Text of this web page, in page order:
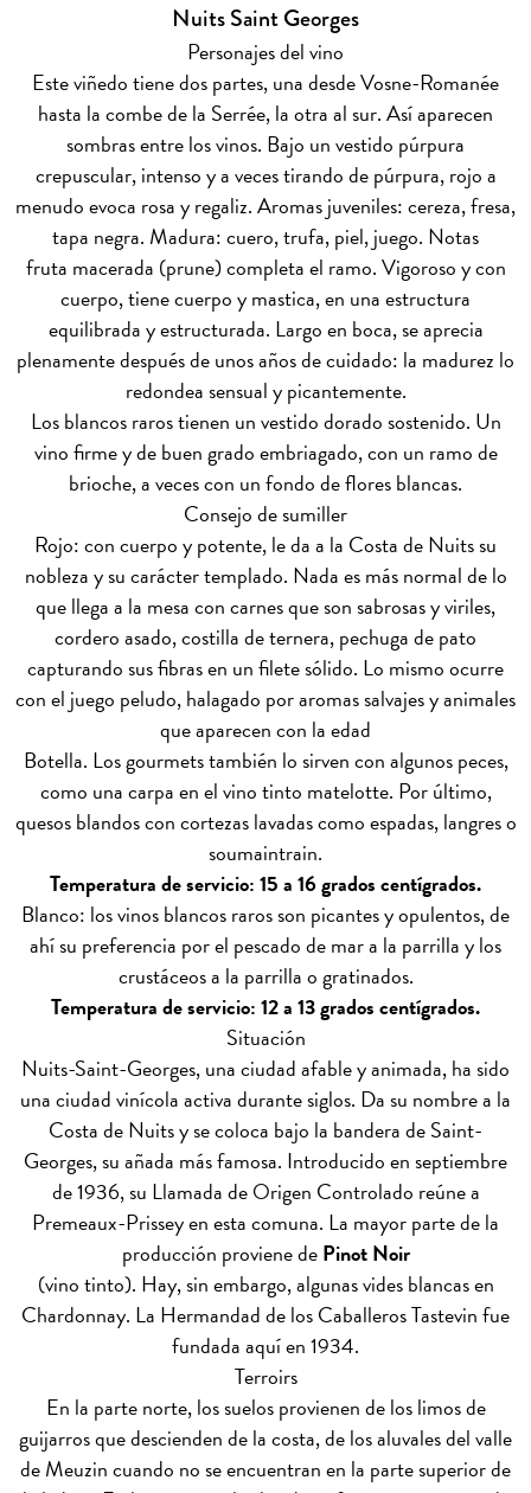
Nuits Saint Georges
Personajes del vino
Este viñedo tiene dos partes, una desde Vosne-Romanée
hasta la combe de la Serrée, la otra al sur. Así aparecen
sombras entre los vinos. Bajo un vestido púrpura
crepuscular, intenso y a veces tirando de púrpura, rojo a
menudo evoca rosa y regaliz. Aromas juveniles: cereza, fresa,
tapa negra. Madura: cuero, trufa, piel, juego. Notas
fruta macerada (prune) completa el ramo. Vigoroso y con
cuerpo, tiene cuerpo y mastica, en una estructura
equilibrada y estructurada. Largo en boca, se aprecia
plenamente después de unos años de cuidado: la madurez lo
redondea sensual y picantemente.
Los blancos raros tienen un vestido dorado sostenido. Un
vino firme y de buen grado embriagado, con un ramo de
brioche, a veces con un fondo de flores blancas.
Consejo de sumiller
Rojo: con cuerpo y potente, le da a la Costa de Nuits su
nobleza y su carácter templado. Nada es más normal de lo
que llega a la mesa con carnes que son sabrosas y viriles,
cordero asado, costilla de ternera, pechuga de pato
capturando sus fibras en un filete sólido. Lo mismo ocurre
con el juego peludo, halagado por aromas salvajes y animales
que aparecen con la edad
Botella. Los gourmets también lo sirven con algunos peces,
como una carpa en el vino tinto matelotte. Por último,
quesos blandos con cortezas lavadas como espadas, langres o
soumaintrain.
Temperatura de servicio: 15 a 16 grados centígrados.
Blanco: los vinos blancos raros son picantes y opulentos, de
ahí su preferencia por el pescado de mar a la parrilla y los
crustáceos a la parrilla o gratinados.
Temperatura de servicio: 12 a 13 grados centígrados.
Situación
Nuits-Saint-Georges, una ciudad afable y animada, ha sido
una ciudad vinícola activa durante siglos. Da su nombre a la
Costa de Nuits y se coloca bajo la bandera de Saint-
Georges, su añada más famosa. Introducido en septiembre
de 1936, su Llamada de Origen Controlado reúne a
Premeaux-Prissey en esta comuna. La mayor parte de la
producción proviene dePinot Noir
(vino tinto). Hay, sin embargo, algunas vides blancas en
Chardonnay. La Hermandad de los Caballeros Tastevin fue
fundada aquí en 1934.
Terroirs
En la parte norte, los suelos provienen de los limos de
guijarros que descienden de la costa, de los aluvales del valle
de Meuzin cuando no se encuentran en la parte superior de